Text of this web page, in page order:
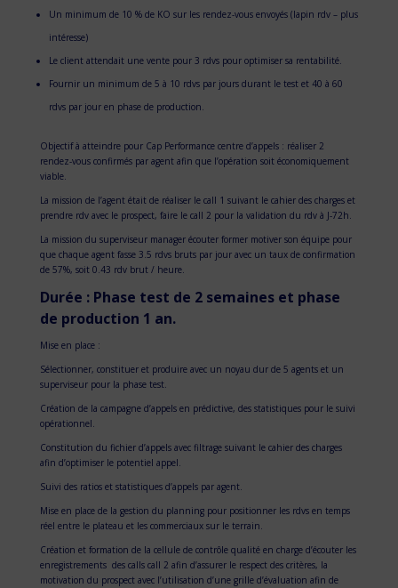
Un minimum de 10 % de KO sur les rendez-vous envoyés (lapin rdv – plus
intéresse)
Le client attendait une vente pour 3 rdvs pour optimiser sa rentabilité.
Fournir un minimum de 5 à 10 rdvs par jours durant le test et 40 à 60
rdvs par jour en phase de production.
Objectif à atteindre pour Cap Performance centre d’appels : réaliser 2
rendez-vous confirmés par agent afin que l’opération soit économiquement
viable.
La mission de l’agent était de réaliser le call 1 suivant le cahier des charges et
prendre rdv avec le prospect, faire le call 2 pour la validation du rdv à J-72h.
La mission du superviseur manager écouter former motiver son équipe pour
que chaque agent fasse 3.5 rdvs bruts par jour avec un taux de confirmation
de 57%, soit 0.43 rdv brut / heure.
Durée : Phase test de 2 semaines et phase
de production 1 an.
Mise en place :
Sélectionner, constituer et produire avec un noyau dur de 5 agents et un
superviseur pour la phase test.
Création de la campagne d’appels en prédictive, des statistiques pour le suivi
opérationnel.
Constitution du fichier d’appels avec filtrage suivant le cahier des charges
afin d’optimiser le potentiel appel.
Suivi des ratios et statistiques d’appels par agent.
Mise en place de la gestion du planning pour positionner les rdvs en temps
réel entre le plateau et les commerciaux sur le terrain.
Création et formation de la cellule de contrôle qualité en charge d’écouter les
enregistrements des calls call 2 afin d’assurer le respect des critères, la
motivation du prospect avec l’utilisation d’une grille d’évaluation afin de